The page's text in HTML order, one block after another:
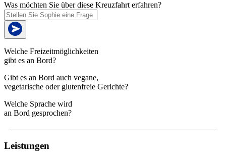
Was möchten Sie über diese Kreuzfahrt erfahren?
Welche Freizeitmöglichkeiten
gibt es an Bord?
Gibt es an Bord auch vegane,
vegetarische oder glutenfreie Gerichte?
Welche Sprache wird
an Bord gesprochen?
Leistungen